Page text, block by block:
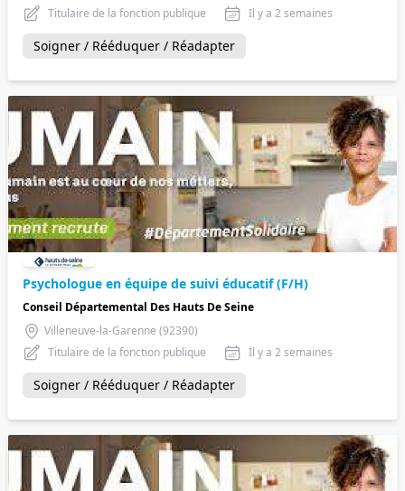
Titulaire de la fonction publique
Il y a 2 semaines
Soigner / Rééduquer / Réadapter
Psychologue en équipe de suivi éducatif (F/H)
Conseil Départemental Des Hauts De Seine
Villeneuve-la-Garenne (92390)
Titulaire de la fonction publique
Il y a 2 semaines
Soigner / Rééduquer / Réadapter